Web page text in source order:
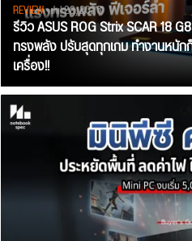
REVIEW• Jul 28, 2026
รีวิว ASUS ROG Strix SCAR 18
ทรงพลัง ปรับสุดทุกเกม ทำงานหนัก
เครื่อง!!